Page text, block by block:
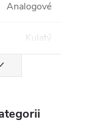
Analogové
Kulatý